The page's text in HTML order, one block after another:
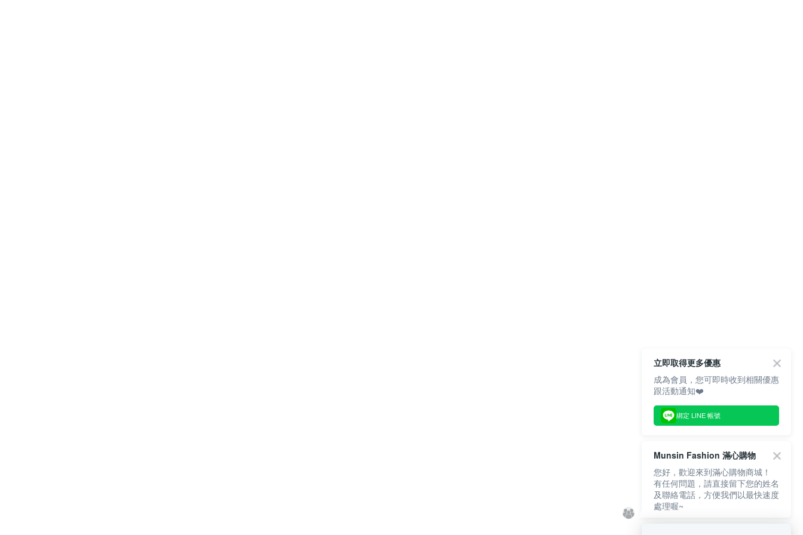
立即取得更多優惠
成為會員，您可即時收到相關優惠
跟活動通知❤️
綁定 LINE 帳號
Munsin Fashion 滿心購物
您好，歡迎來到滿心購物商城！
有任何問題，請直接留下您的姓名
及聯絡電話，方便我們以最快速度
處理喔~